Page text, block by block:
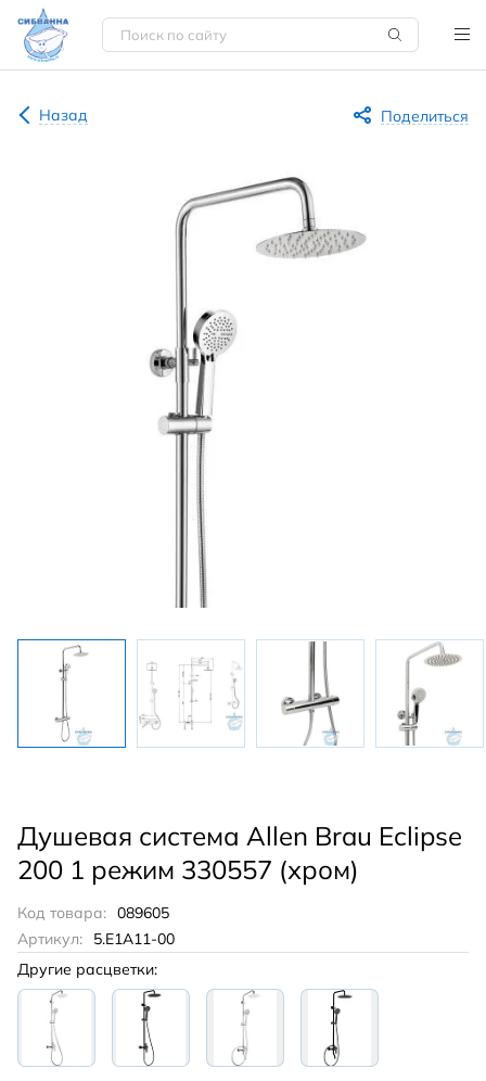
Назад Поделиться
Душевая система Allen Brau Eclipse
200 1 режим 330557 (хром)
Код товара: 089605
Артикул:
5.E1A11-00
Другие расцветки: